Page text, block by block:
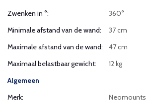
Zwenken in °:
360°
Minimale afstand van de wand:
37 cm
Maximale afstand van de wand:
47 cm
Maximaal belastbaar gewicht:
12 kg
Algemeen
Merk:
Neomounts